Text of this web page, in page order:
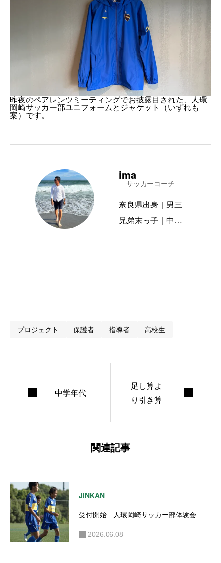
昨夜のペアレンツミーティングでお披露目された、人環
岡崎サッカー部ユニフォームとジャケット（いずれも
案）です。
ima
サッカーコーチ
奈良県出身｜男三
兄弟末っ子｜中京
員免許｜1972.4.1.
プロジェクト 保護者 指導者 高校生
中学年代
足し算よ
り引き算
関連記事
JINKAN
受付開始｜人環岡崎サッカー部体験会
2026.06.08